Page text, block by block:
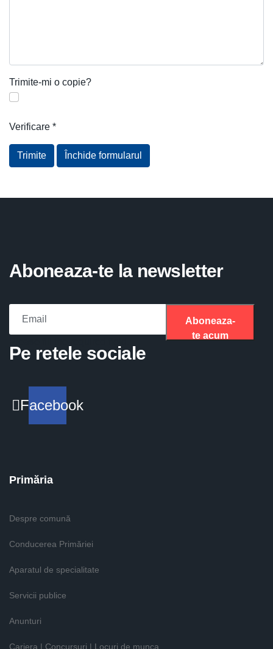
Trimite-mi o copie?
Verificare *
Trimite Închide formularul
Aboneaza-te la newsletter
Aboneaza-
te acum
Pe retele sociale
Facebook
Primăria
Despre comună
Conducerea Primăriei
Aparatul de specialitate
Servicii publice
Anunturi
Cariera | Concursuri | Locuri de munca